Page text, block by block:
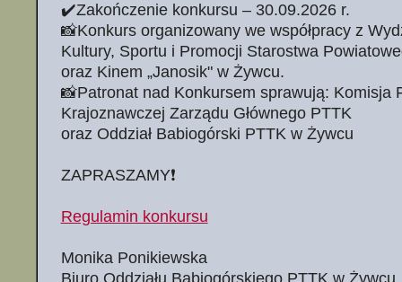
✔️Zakończenie konkursu – 30.09.2026 r.
📸Konkurs organizowany we współpracy z
Kultury, Sportu i Promocji Starostwa
oraz Kinem „Janosik" w Żywcu.
📸Patronat nad Konkursem sprawują: Komisja
Krajoznawczej Zarządu Głównego PTTK
oraz Oddział Babiogórski PTTK w Żywcu
ZAPRASZAMY❗️
Regulamin konkursu
Monika Ponikiewska
Biuro Oddziału Babiogórskiego PTTK w Żywcu